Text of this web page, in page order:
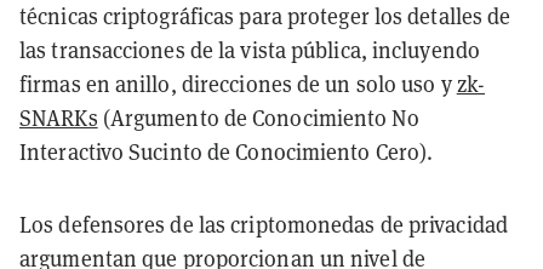
técnicas criptográficas para proteger los detalles de
las transacciones de la vista pública, incluyendo
firmas en anillo, direcciones de un solo uso yzk-
SNARKs (Argumento de Conocimiento No
Interactivo Sucinto de Conocimiento Cero).
Los defensores de las criptomonedas de privacidad
argumentan que proporcionan un nivel de